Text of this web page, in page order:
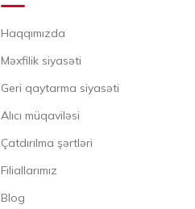
Haqqımızda
Məxfilik siyasəti
Geri qaytarma siyasəti
Alıcı müqaviləsi
Çatdırılma şərtləri
Filiallarımız
Blog